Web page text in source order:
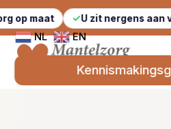
U zit nergens aan vast
NL EN